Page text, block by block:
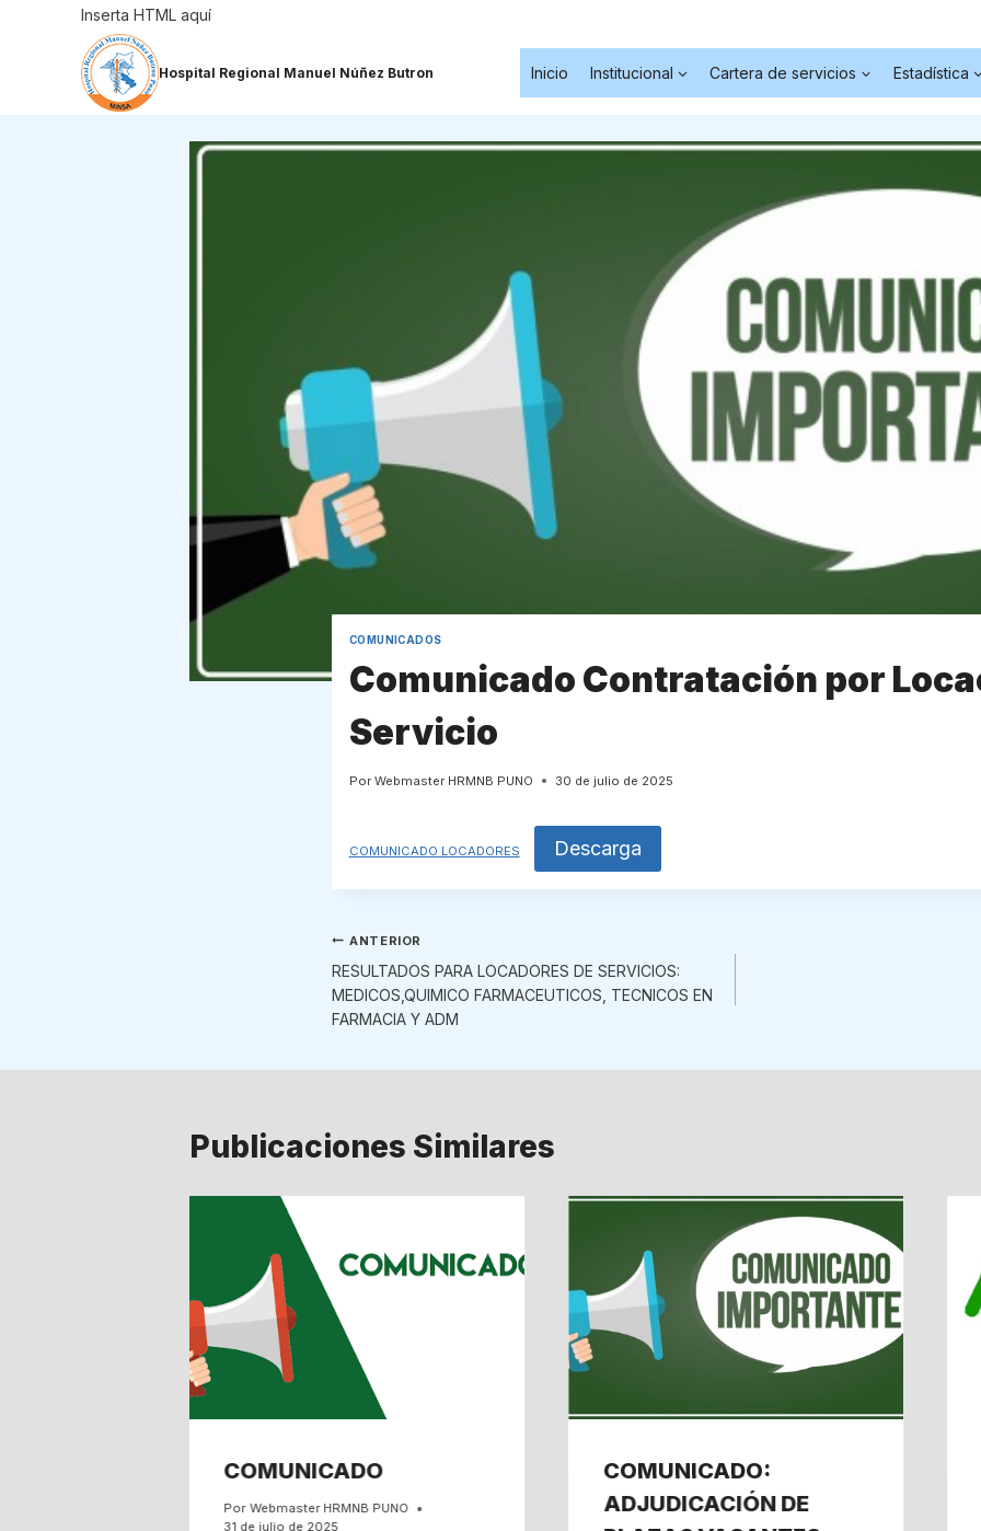
Inserta HTML aquí
Hospital Regional Manuel Núñez Butron Inicio Institucional Cartera de servicios Estadística
COMUNICADOS
Comunicado Contratación por
Servicio
Por Webmaster HRMNB PUNO 30 de julio de 2025
COMUNICADO LOCADORES Descarga
Navegación
de
ANTERIOR
RESULTADOS PARA LOCADORES DE SERVICIOS:
MEDICOS,QUIMICO FARMACEUTICOS, TECNICOS EN
FARMACIA Y ADM
Publicaciones Similares
COMUNICADO
Por Webmaster HRMNB PUNO
31 de julio de 2025
COMUNICADO:
ADJUDICACIÓN DE